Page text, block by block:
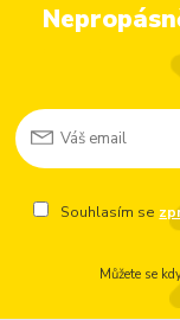
Souhlasím se
Můžete se